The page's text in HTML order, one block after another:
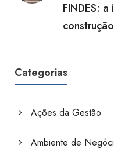
FINDES:
Categorias
Ações da Gestão
Ambiente de